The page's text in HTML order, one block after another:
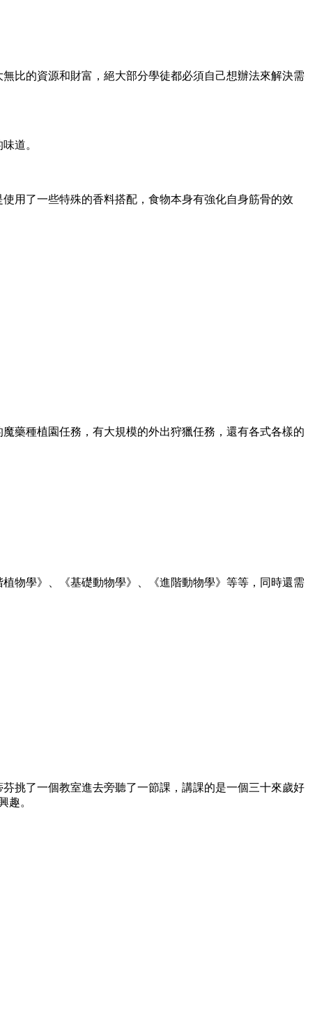
比的資源和財富，絕大部分學徒都必須自己想辦法來解決需
道。
用了一些特殊的香料搭配，食物本身有強化自身筋骨的效
藥種植園任務，有大規模的外出狩獵任務，還有各式各樣的
物學》、《基礎動物學》、《進階動物學》等等，同時還需
挑了一個教室進去旁聽了一節課，講課的是一個三十來歲好
趣。